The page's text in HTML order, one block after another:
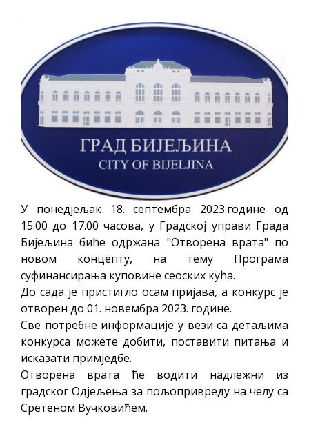
КАНДИДАТА КОЈИ СУ ОСТВАРИЛИ ПРАВО
НА ГРАДСКИ МЈЕСЕЧНИ БОРАЧКИ
ДОДАТАК ЗА ДЕМОБИЛИСАНЕ БОРЦЕ
ВОЈСКЕ РЕПУБЛИКЕ СРПСКЕ У СТАЊУ
СОЦИЈАЛНЕ ПОТРЕБЕ
ЈАВНИ ПОЗИВ ЗА НАЈЉЕПШЕ УРЕЂЕНО
ДВОРИШТЕ ИНДИВИДУАЛНИХ
ЗАЈЕДНИЦА ЕТАЖНИХ ВЛАСНИКА И ЈАВНИ
ПРОСТОР У МЈЕСНИМ ЗАЈЕДНИЦАМА НА
ТЕРИТОРИЈИ ГРАДА БИЈЕЉИНА
Обавјештење за предузетника - Гојко
Богуновић
Oд 27. јула пријем захтјева за новчану
помоћ за набавку школског прибора
основцима
Обрасци захтјева за регресирано
гориво доступни од 13. марта до 15.
новембра
Захтјев за издавање ПОНОСНЕ КАРТИЦЕ
У понедјељак 18. септембра 2023.године од
15.00 до 17.00 часова, у Градској управи Града
Бијељина биће одржана "Отворена врата" по
новом концепту, на тему Програма
суфинансирања куповине сеоских кућа.
До сада је пристигло осам пријава, а конкурс је
отворен до 01. новембра 2023. године.
Све потребне информације у вези са детаљима
конкурса можете добити, поставити питања и
исказати примједбе.
Отворена врата ће водити надлежни из
градског Одјељења за пољопривреду на челу са
Сретеном Вучковићем.